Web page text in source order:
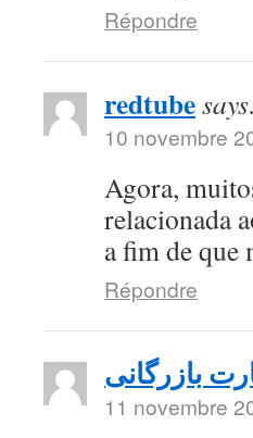
Répondre
redtube
10 novembre
Agora,
relacionada
a fim de que
Répondre
بازرگانی
11 novembre